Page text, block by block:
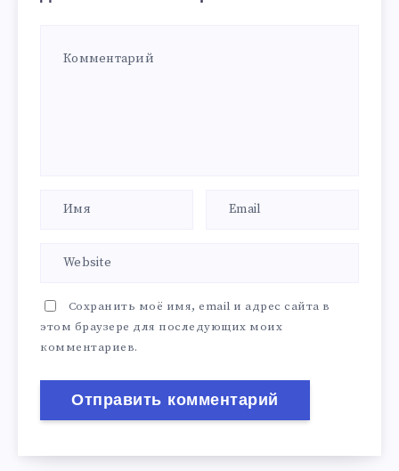
Сохранить моё имя, email и адрес сайта в
этом браузере для последующих моих
комментариев.